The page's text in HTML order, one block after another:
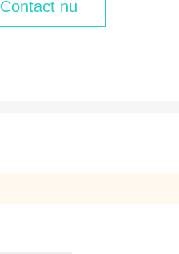
Contact nu